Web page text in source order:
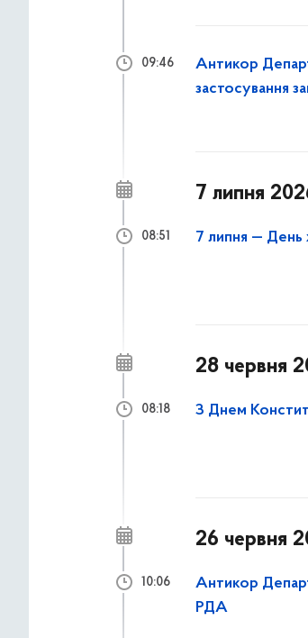
Антикор
застосування
09:46
7 липня
7 липня — День
08:51
28 червня
З Днем
08:18
26 червня
Антикор
РДА
10:06